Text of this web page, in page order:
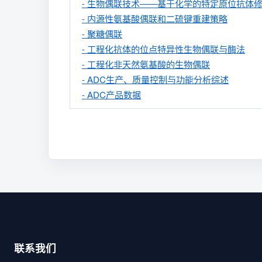
- 生物偶联技术——基于化学的特定原位抗体
- 内源性氨基酸偶联和二硫键重建策略
- 聚糖偶联
- 工程化抗体的位点特异性生物偶联与酶法
- 工程化非天然氨基酸的生物偶联
- ADC生产、质量控制与功能分析综述
- ADC产品数据
联系我们